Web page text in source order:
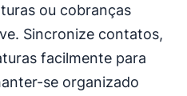
ou cobranças
Sincronize contatos,
facilmente para
se organizado